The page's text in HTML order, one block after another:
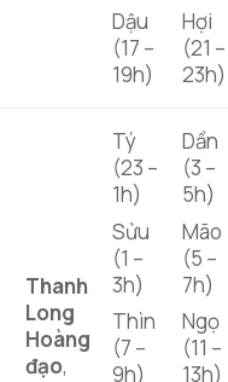
Dậu
(17 –
19h)
Hợi
(21 –
23h)
Thanh
Long
Hoàng
đạo,
Tý
(23 –
1h)
Sửu
(1 –
3h)
Thìn
(7 –
9h)
Dần
(3 –
5h)
Mão
(5 –
7h)
Ngọ
(11 –
13h)